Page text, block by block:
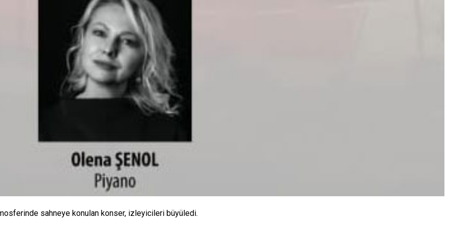
sahneye konulan konser, izleyicileri büyüledi.